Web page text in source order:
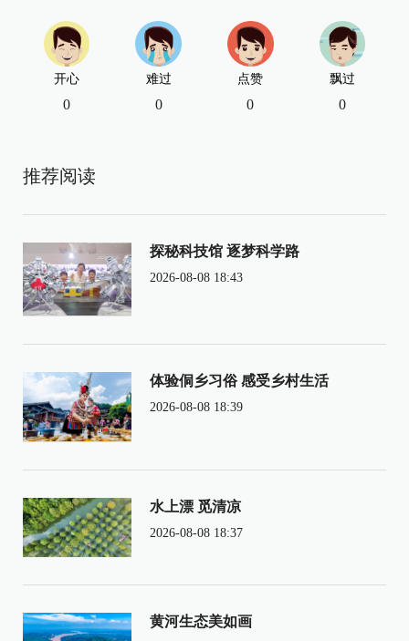
开心
0
难过
0
点赞
0
飘过
0
推荐阅读
探秘科技馆 逐梦科学路
2026-08-08 18:43
体验侗乡习俗 感受乡村生活
2026-08-08 18:39
水上漂 觅清凉
2026-08-08 18:37
黄河生态美如画